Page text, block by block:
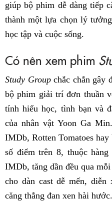
giúp bộ phim dễ dàng tiếp
thành một lựa chọn lý
học tập và cuộc sống.
Có nên xem phim
Study Groupchắc chắn gây
bộ phim giải trí đơn thuần
tính hiếu học, tình bạn và
của nhân vật Yoon Ga
IMDb, Rotten Tomatoes
số điểm trên 8, thuộc
IMDb, tăng dần đều qua
cho dàn cast dễ mến,
căng thẳng đan xen hài hước.